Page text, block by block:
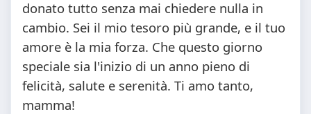
donato tutto senza mai chiedere nulla in
cambio. Sei il mio tesoro più grande, e il tuo
amore è la mia forza. Che questo giorno
speciale sia l'inizio di un anno pieno di
felicità, salute e serenità. Ti amo tanto,
mamma!